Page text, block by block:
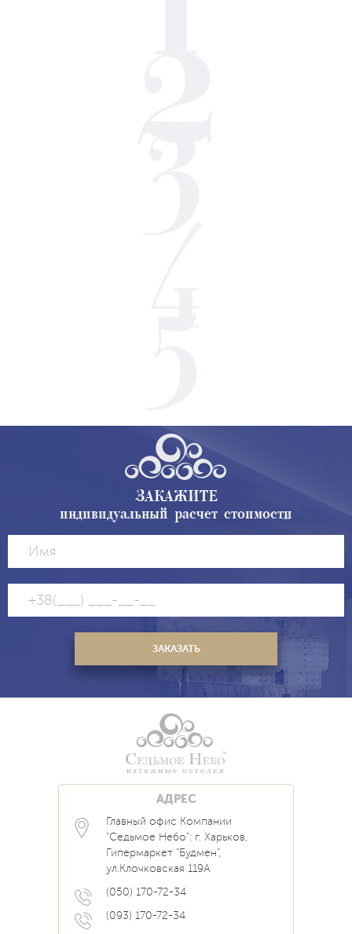
ЗАКАЖИТЕ
индивидуальный расчет стоимости
АДРЕС
Главный офис Компании
"Седьмое Небо": г. Харьков,
Гипермаркет "Будмен",
ул.Клочковская 119А
(050) 170-72-34
(093) 170-72-34
Каталог
Услуги
Блог
Новости
Акции
Контакты